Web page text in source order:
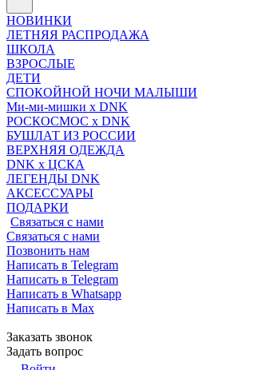
НОВИНКИ
ЛЕТНЯЯ РАСПРОДАЖА
ШКОЛА
ВЗРОСЛЫЕ
ДЕТИ
СПОКОЙНОЙ НОЧИ МАЛЫШИ
Ми-ми-мишки x DNK
РОСКОСМОС x DNK
БУШЛАТ ИЗ РОССИИ
ВЕРХНЯЯ ОДЕЖДА
DNK x ЦСКА
ЛЕГЕНДЫ DNK
АКСЕССУАРЫ
ПОДАРКИ
Связаться с нами
Связаться с нами
Позвонить нам
Написать в Telegram
Написать в Telegram
Написать в Whatsapp
Написать в Max
Заказать звонок
Задать вопрос